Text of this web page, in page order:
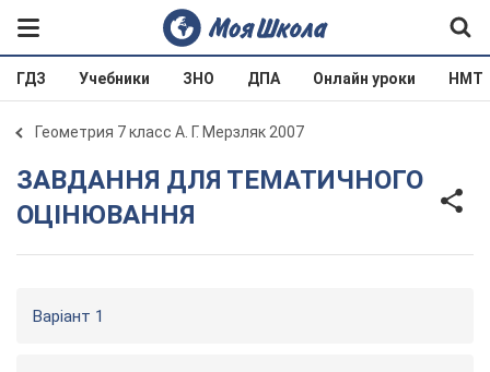
ГДЗ Учебники ЗНО ДПА Онлайн уроки НМТ
Геометрия 7 класс А. Г. Мерзляк 2007
ЗАВДАННЯ ДЛЯ ТЕМАТИЧНОГО
ОЦІНЮВАННЯ
Варіант 1